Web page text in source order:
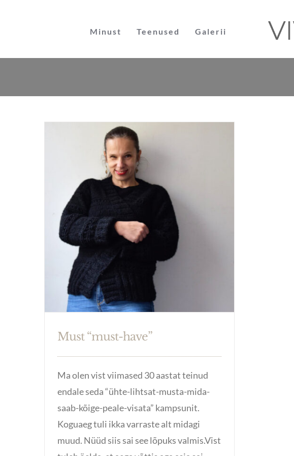
Minust Teenused Galerii
Must “must-have”
Ma olen vist viimased 30 aastat teinud
endale seda “ühte-lihtsat-musta-mida-
saab-kõige-peale-visata” kampsunit.
Koguaeg tuli ikka varraste alt midagi
muud. Nüüd siis sai see lõpuks valmis.Vist